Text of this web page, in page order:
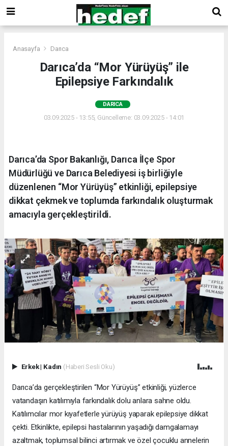
Anasayfa Darıca
Darıca’da “Mor Yürüyüş” ile
Epilepsiye Farkındalık
DARICA
03.09.2025 - 13:55, Güncelleme: 03.09.2025 - 14:01
Darıca’da Spor Bakanlığı, Darıca İlçe Spor
Müdürlüğü ve Darıca Belediyesi iş birliğiyle
düzenlenen “Mor Yürüyüş” etkinliği, epilepsiye
dikkat çekmek ve toplumda farkındalık oluşturmak
amacıyla gerçekleştirildi.
Erkek| Kadın (Haberi Sesli Oku)
Darıca’da gerçekleştirilen “Mor Yürüyüş” etkinliği, yüzlerce
vatandaşın katılımıyla farkındalık dolu anlara sahne oldu.
Katılımcılar mor kıyafetlerle yürüyüş yaparak epilepsiye dikkat
çekti. Etkinlikte, epilepsi hastalarının yaşadığı damgalamayı
azaltmak, toplumsal bilinci artırmak ve özel çocuklu annelerin